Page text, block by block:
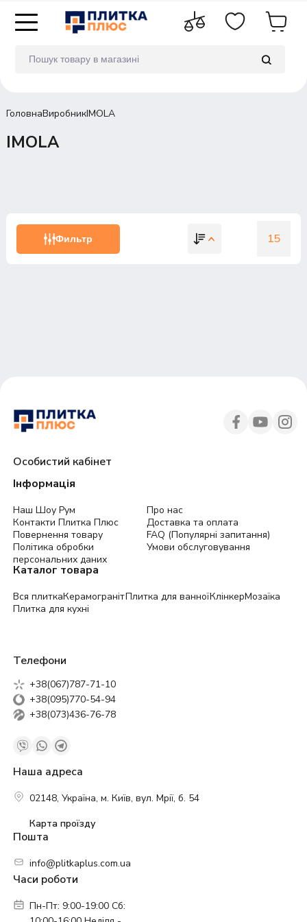
ГоловнаВиробникIMOLA
IMOLA
Фильтр 15
Особистий кабінет
Інформація
Наш Шоу Рум
Про нас
Контакти Плитка Плюс
Доставка та оплата
Повернення товару
FAQ (Популярні запитання)
Політика обробки
персональних даних
Умови обслуговування
Каталог товара
Вся плиткаКерамогранітПлитка для ванноїКлінкерМозаїка
Плитка для кухні
Телефони
+38(067)787-71-10
+38(095)770-54-94
+38(073)436-76-78
Наша адреса
02148, Україна, м. Київ, вул. Мрії, б. 54
Карта проїзду
Пошта
info@plitkaplus.com.ua
Часи роботи
Пн-Пт: 9:00-19:00 Сб: